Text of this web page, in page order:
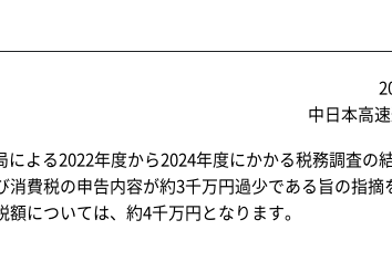
中日本高
よる2022年度から2024年度にかかる税務調査の
費税の申告内容が約3千万円過少である旨の指摘
については、約4千万円となります。